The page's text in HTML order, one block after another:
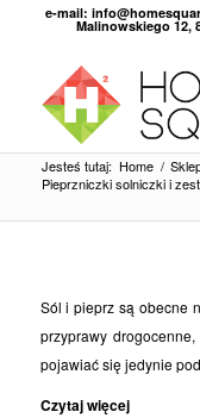
e-mail:
Malinowskiego 12,
Jesteś tutaj: Home /
Pieprzniczki solniczki i
Sól i pieprz są obecne
przyprawy
pojawiać się jedynie
Czytaj więcej